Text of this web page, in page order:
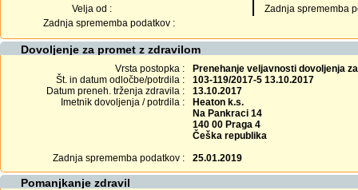
Velja od :
Zadnja sprememba
Zadnja sprememba podatkov :
Dovoljenje za promet z zdravilom
Vrsta postopka :
Prenehanje veljavnosti dovoljenja
Št. in datum odločbe/potrdila :
103-119/2017-5 13.10.2017
Datum preneh. trženja zdravila :
13.10.2017
Imetnik dovoljenja / potrdila :
Heaton k.s.
Na Pankraci 14
140 00 Praga 4
Češka republika
Zadnja sprememba podatkov :
25.01.2019
Pomanjkanje zdravil